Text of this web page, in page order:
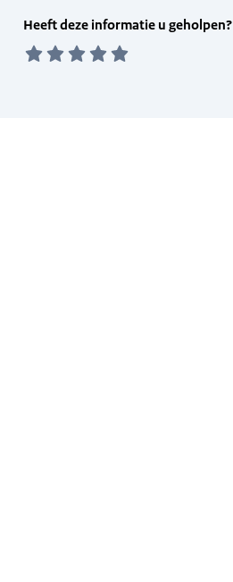
Feedback
form
Heeft deze informatie u geholpen?